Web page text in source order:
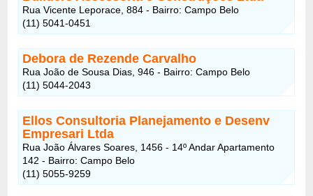
Rua Vicente Leporace, 884 - Bairro: Campo Belo
(11) 5041-0451
Debora de Rezende Carvalho
Rua João de Sousa Dias, 946 - Bairro: Campo Belo
(11) 5044-2043
Ellos Consultoria Planejamento e Desenv
Empresari Ltda
Rua João Álvares Soares, 1456 - 14º Andar Apartamento
142 - Bairro: Campo Belo
(11) 5055-9259